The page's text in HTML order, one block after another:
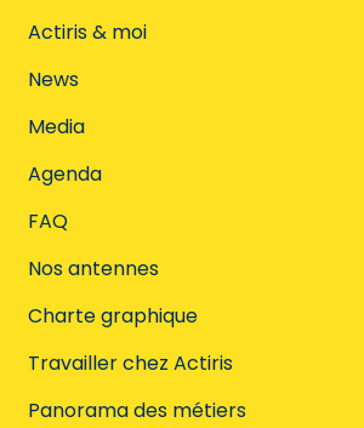
Actiris & moi
News
Media
Agenda
FAQ
Nos antennes
Charte graphique
Travailler chez Actiris
Panorama des métiers